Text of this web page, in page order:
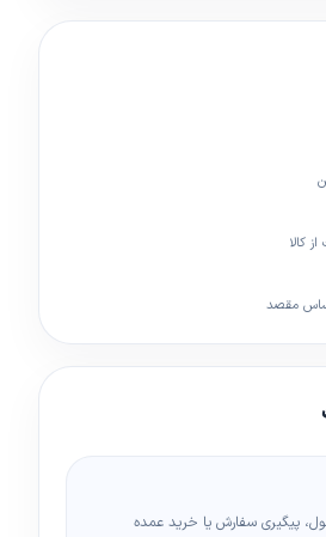
کالا
مقصد
پیگیری سفارش یا خرید عمده